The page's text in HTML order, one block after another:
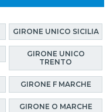
GIRONE UNICO SICILIA
GIRONE UNICO
TRENTO
GIRONE F MARCHE
GIRONE O MARCHE